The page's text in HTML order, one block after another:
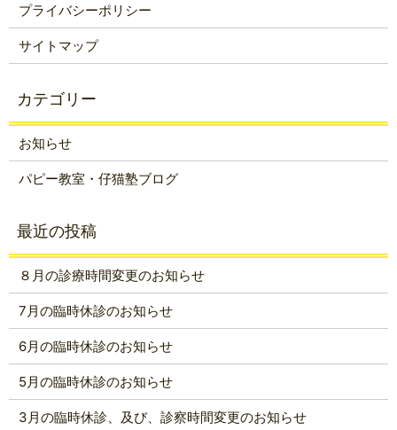
プライバシーポリシー
サイトマップ
お知らせ
パピー教室・仔猫塾ブログ
８月の診療時間変更のお知らせ
7月の臨時休診のお知らせ
6月の臨時休診のお知らせ
5月の臨時休診のお知らせ
3月の臨時休診、及び、診察時間変更のお知らせ